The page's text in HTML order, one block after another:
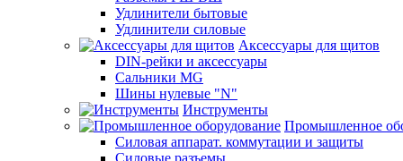
Удлинители бытовые
Удлинители силовые
Аксессуары для щитов
DIN-рейки и аксессуары
Сальники MG
Шины нулевые "N"
Инструменты
Промышленное
Силовая аппарат. коммутации и защиты
Силовые разъемы